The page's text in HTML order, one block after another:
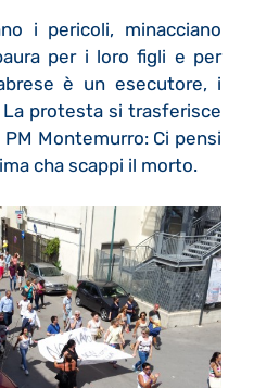
i pericoli, minacciano
per i loro figli e per
è un esecutore, i
protesta si trasferisce
Montemurro: Ci pensi
cha scappi il morto.